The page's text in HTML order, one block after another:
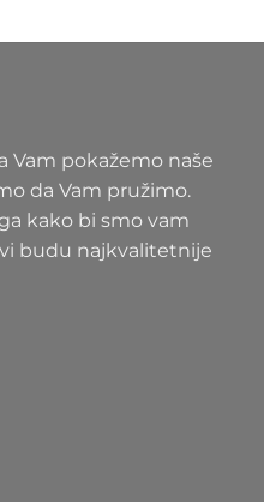
1.100 RSD
Vam pokažemo naše
da Vam pružimo.
kako bi smo vam
budu najkvalitetnije